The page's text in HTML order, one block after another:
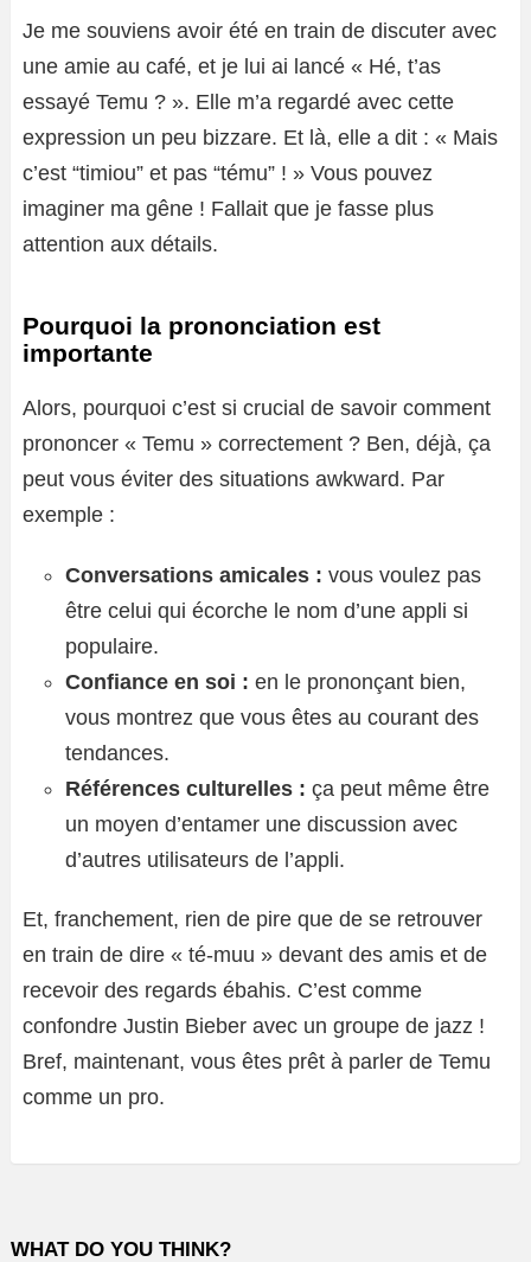
Je me souviens avoir été en train de discuter avec
une amie au café, et je lui ai lancé « Hé, t’as
essayé Temu ? ». Elle m’a regardé avec cette
expression un peu bizzare. Et là, elle a dit : « Mais
c’est “timiou” et pas “tému” ! » Vous pouvez
imaginer ma gêne ! Fallait que je fasse plus
attention aux détails.
Pourquoi la prononciation est
importante
Alors, pourquoi c’est si crucial de savoir comment
prononcer « Temu » correctement ? Ben, déjà, ça
peut vous éviter des situations awkward. Par
exemple :
Conversations amicales : vous voulez pas
être celui qui écorche le nom d’une appli si
populaire.
Confiance en soi : en le prononçant bien,
vous montrez que vous êtes au courant des
tendances.
Références culturelles : ça peut même être
un moyen d’entamer une discussion avec
d’autres utilisateurs de l’appli.
Et, franchement, rien de pire que de se retrouver
en train de dire « té-muu » devant des amis et de
recevoir des regards ébahis. C’est comme
confondre Justin Bieber avec un groupe de jazz !
Bref, maintenant, vous êtes prêt à parler de Temu
comme un pro.
WHAT DO YOU THINK?